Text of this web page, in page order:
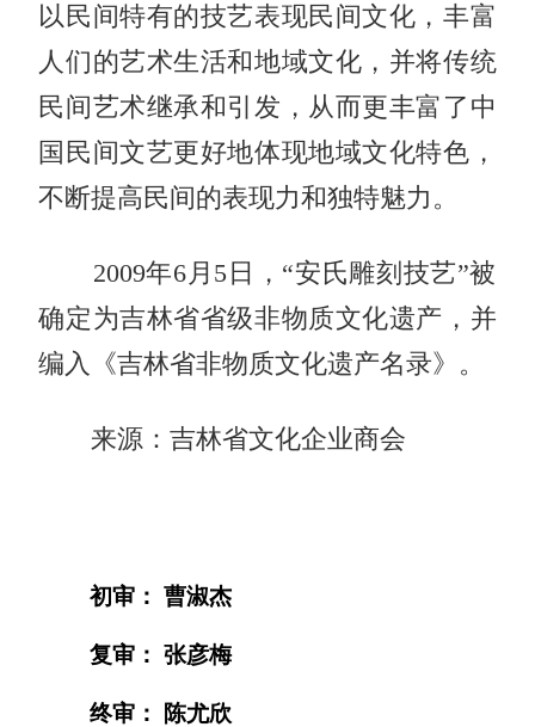
以民间特有的技艺表现民间文化，丰富
人们的艺术生活和地域文化，并将传统
民间艺术继承和引发，从而更丰富了中
国民间文艺更好地体现地域文化特色，
不断提高民间的表现力和独特魅力。
2009年6月5日，“安氏雕刻技艺”被
确定为吉林省省级非物质文化遗产，并
编入《吉林省非物质文化遗产名录》。
来源：吉林省文化企业商会
初审： 曹淑杰
复审： 张彦梅
终审： 陈尤欣